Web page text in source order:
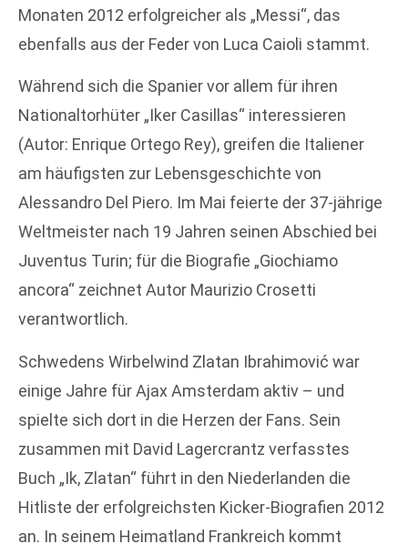
Monaten 2012 erfolgreicher als „Messi“, das
ebenfalls aus der Feder von Luca Caioli stammt.
Während sich die Spanier vor allem für ihren
Nationaltorhüter „Iker Casillas“ interessieren
(Autor: Enrique Ortego Rey), greifen die Italiener
am häufigsten zur Lebensgeschichte von
Alessandro Del Piero. Im Mai feierte der 37-jährige
Weltmeister nach 19 Jahren seinen Abschied bei
Juventus Turin; für die Biografie „Giochiamo
ancora“ zeichnet Autor Maurizio Crosetti
verantwortlich.
Schwedens Wirbelwind Zlatan Ibrahimović war
einige Jahre für Ajax Amsterdam aktiv – und
spielte sich dort in die Herzen der Fans. Sein
zusammen mit David Lagercrantz verfasstes
Buch „Ik, Zlatan“ führt in den Niederlanden die
Hitliste der erfolgreichsten Kicker-Biografien 2012
an. In seinem Heimatland Frankreich kommt